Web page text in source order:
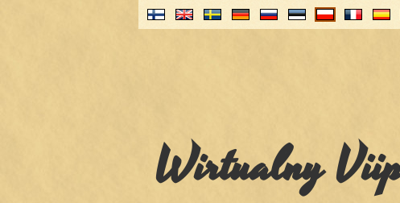
Wirtualny